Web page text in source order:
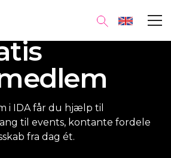
i IDA får du hjælp til
til events, kontante fordele
fra dag ét.